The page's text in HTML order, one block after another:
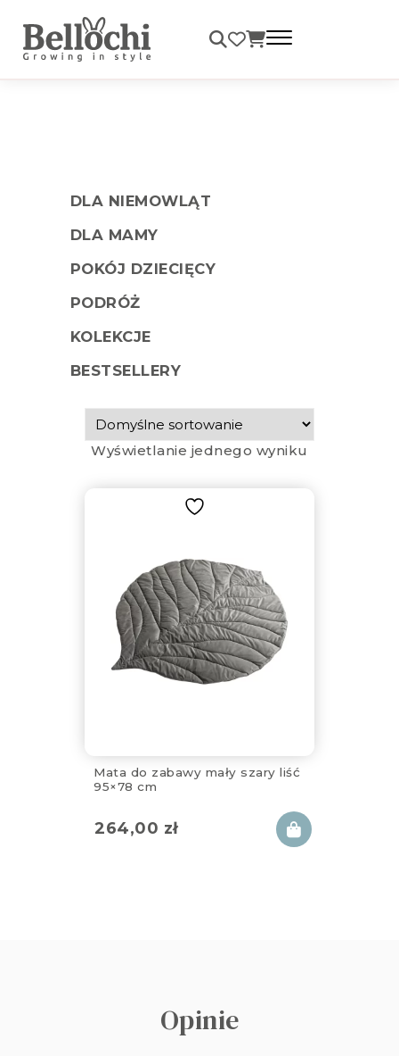
Darmowa dostawa od 99 zł
DLA NIEMOWLĄT
DLA MAMY
POKÓJ DZIECIĘCY
PODRÓŻ
KOLEKCJE
BESTSELLERY
Wyświetlanie jednego wyniku
Mata do zabawy mały szary liść
95×78 cm
264,00 zł
Opinie